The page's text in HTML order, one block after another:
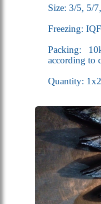
Size: 3/5, 5/
Freezing:
Packing:
according to
Quantity: